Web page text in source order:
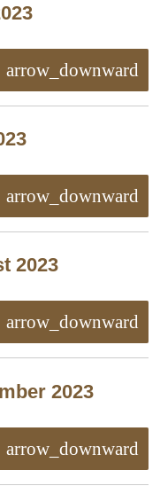
arrow_downward
arrow_downward
2023
arrow_downward
2023
arrow_downward